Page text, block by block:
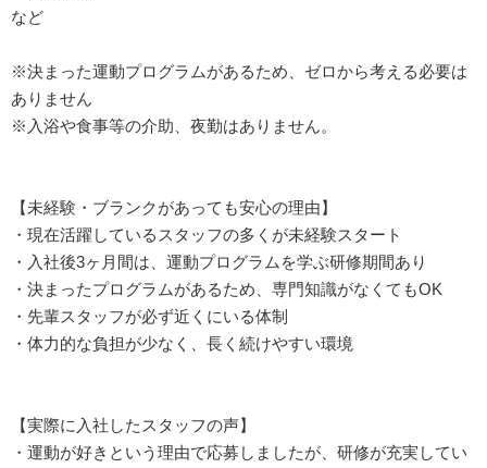
など
※決まった運動プログラムがあるため、ゼロから考える必要は
ありません
※入浴や食事等の介助、夜勤はありません。
【未経験・ブランクがあっても安心の理由】
・現在活躍しているスタッフの多くが未経験スタート
・入社後3ヶ月間は、運動プログラムを学ぶ研修期間あり
・決まったプログラムがあるため、専門知識がなくてもOK
・先輩スタッフが必ず近くにいる体制
・体力的な負担が少なく、長く続けやすい環境
【実際に入社したスタッフの声】
・運動が好きという理由で応募しましたが、研修が充実してい